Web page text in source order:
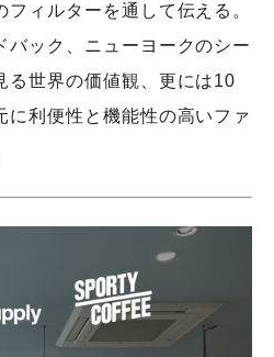
ィルターを通して伝える。
バック、ニューヨークのシー
る世界の価値観、更には10
に利便性と機能性の高いファ